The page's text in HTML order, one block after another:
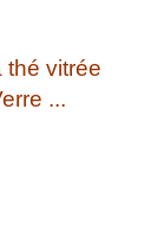
thé vitrée
...